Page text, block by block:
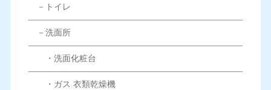
－トイレ
－洗面所
・洗面化粧台
・ガス 衣類乾燥機